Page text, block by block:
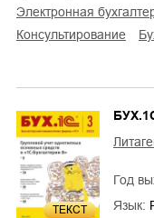
электронная
консультирование
ТЕКСТ
Год
Язык: